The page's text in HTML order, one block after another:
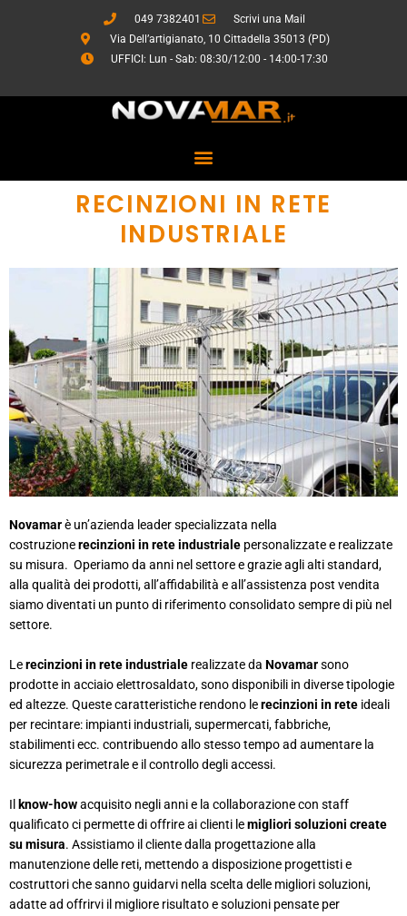
049 7382401
Scrivi una Mail
Via Dell’artigianato, 10 Cittadella 35013 (PD)
UFFICI: Lun - Sab: 08:30/12:00 - 14:00-17:30
RECINZIONI IN RETE
INDUSTRIALE
Novamarè un’azienda leader specializzata nella
costruzionerecinzioni in rete industriale personalizzate e realizzate
su misura. Operiamo da anni nel settore e grazie agli alti standard,
alla qualità dei prodotti, all’affidabilità e all’assistenza post vendita
siamo diventati un punto di riferimento consolidato sempre di più nel
settore.
Lerecinzioni in rete industriale realizzate da Novamarsono
prodotte in acciaio elettrosaldato, sono disponibili in diverse tipologie
ed altezze. Queste caratteristiche rendono lerecinzioni in rete ideali
per recintare: impianti industriali, supermercati, fabbriche,
stabilimenti ecc. contribuendo allo stesso tempo ad aumentare la
sicurezza perimetrale e il controllo degli accessi.
Il know-howacquisito negli anni e la collaborazione con staff
qualificato ci permette di offrire ai clienti lemigliori soluzioni create
su misura. Assistiamo il cliente dalla progettazione alla
manutenzione delle reti, mettendo a disposizione progettisti e
costruttori che sanno guidarvi nella scelta delle migliori soluzioni,
adatte ad offrirvi il migliore risultato e soluzioni pensate per